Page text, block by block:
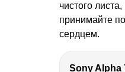
чистого
принимайте
сердцем.